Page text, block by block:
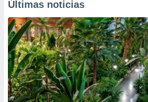
Últimas noticias